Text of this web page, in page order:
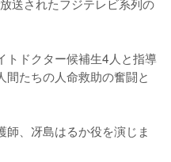
トドクター候補生4人と指導
たちの人命救助の奮闘と
、冴島はるか役を演じま